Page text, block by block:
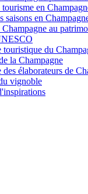
en
saisons en
au
touristique du
la Champagne
élaborateurs de
vignoble